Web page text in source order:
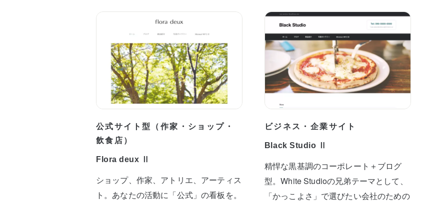
公式サイト型（作家・ショップ・
飲食店）
Flora deux Ⅱ
ショップ、作家、アトリエ、アーティス
ト。あなたの活動に「公式」の看板を。
ビジネス・企業サイト
Black Studio Ⅱ
精悍な黒基調のコーポレート＋ブログ
型。White Studioの兄弟テーマとして、
「かっこよさ」で選びたい会社のための